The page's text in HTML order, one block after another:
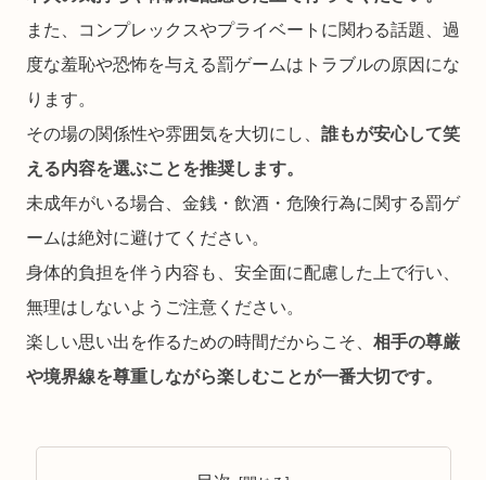
また、コンプレックスやプライベートに関わる話題、過
度な羞恥や恐怖を与える罰ゲームはトラブルの原因にな
ります。
その場の関係性や雰囲気を大切にし、 誰もが安心して笑
える内容を選ぶことを推奨します。
未成年がいる場合、金銭・飲酒・危険行為に関する罰ゲ
ームは絶対に避けてください。
身体的負担を伴う内容も、安全面に配慮した上で行い、
無理はしないようご注意ください。
楽しい思い出を作るための時間だからこそ、 相手の尊厳
や境界線を尊重しながら楽しむことが一番大切です。